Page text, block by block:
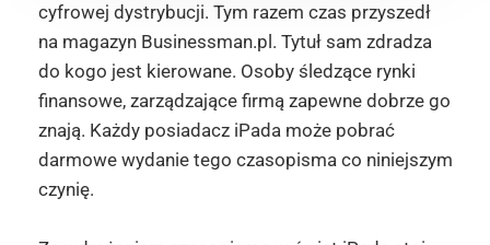
cyfrowej dystrybucji. Tym razem czas przyszedł
na magazyn Businessman.pl. Tytuł sam zdradza
do kogo jest kierowane. Osoby śledzące rynki
finansowe, zarządzające firmą zapewne dobrze go
znają. Każdy posiadacz iPada może pobrać
darmowe wydanie tego czasopisma co niniejszym
czynię.